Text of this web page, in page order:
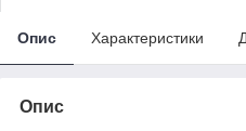
Опис Характеристики
Опис